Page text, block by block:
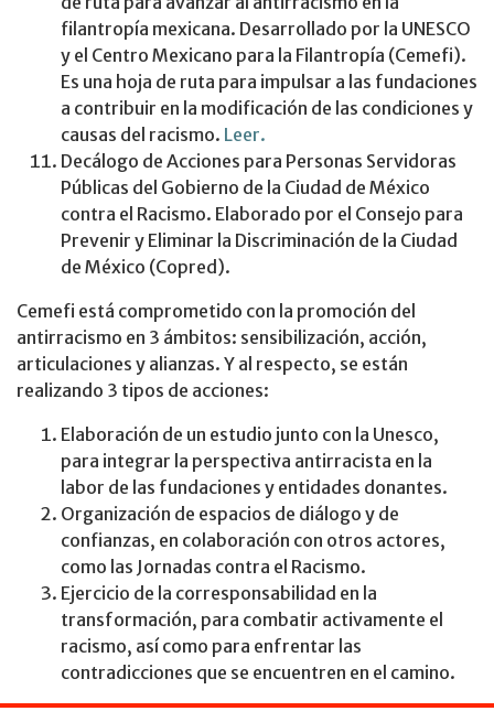
filantropía mexicana. Desarrollado por la UNESCO
y el Centro Mexicano para la Filantropía (Cemefi).
Es una hoja de ruta para impulsar a las fundaciones
a contribuir en la modificación de las condiciones y
causas del racismo. Leer.
Decálogo de Acciones para Personas Servidoras
Públicas del Gobierno de la Ciudad de México
contra el Racismo. Elaborado por el Consejo para
Prevenir y Eliminar la Discriminación de la Ciudad
de México (Copred).
Cemefi está comprometido con la promoción del
antirracismo en 3 ámbitos: sensibilización, acción,
articulaciones y alianzas. Y al respecto, se están
realizando 3 tipos de acciones:
Elaboración de un estudio junto con la Unesco,
para integrar la perspectiva antirracista en la
labor de las fundaciones y entidades donantes.
Organización de espacios de diálogo y de
confianzas, en colaboración con otros actores,
como las Jornadas contra el Racismo.
Ejercicio de la corresponsabilidad en la
transformación, para combatir activamente el
racismo, así como para enfrentar las
contradicciones que se encuentren en el camino.